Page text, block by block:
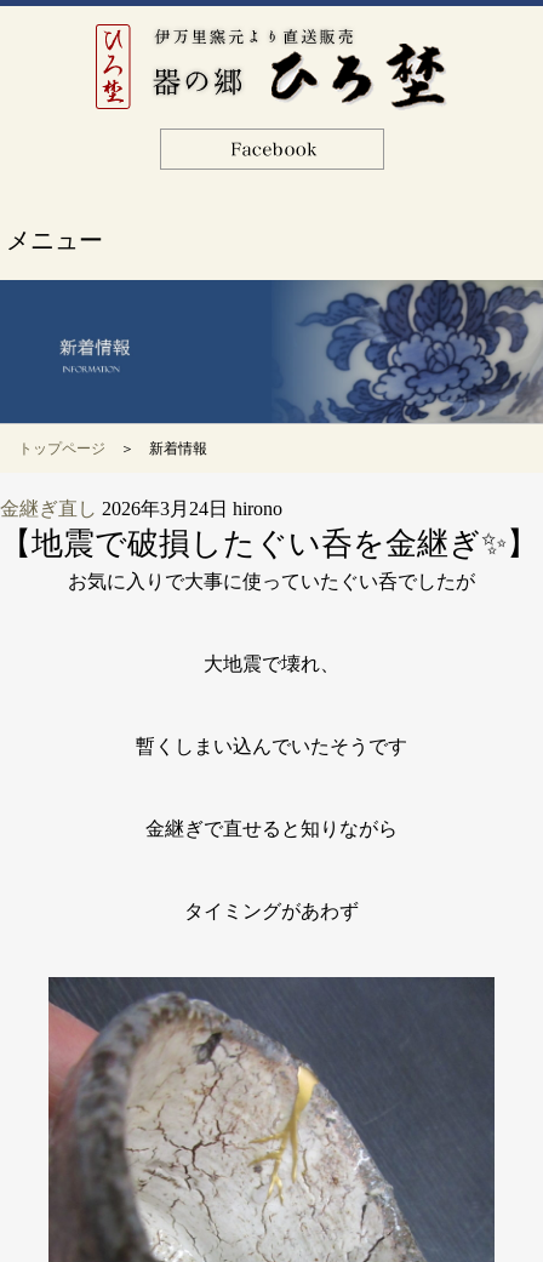
メニュー
トップページ ＞ 新着情報
金継ぎ直し 2026年3月24日 hirono
【地震で破損したぐい呑を金継ぎ✨】
お気に入りで大事に使っていたぐい呑でしたが
大地震で壊れ、
暫くしまい込んでいたそうです
金継ぎで直せると知りながら
タイミングがあわず